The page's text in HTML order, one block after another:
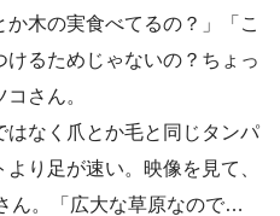
木の実食べてるの？」「こ
るためじゃないの？ちょっ
さん。
なく爪とか毛と同じタンパ
り足が速い。映像を見て、
ん。「広大な草原なので…